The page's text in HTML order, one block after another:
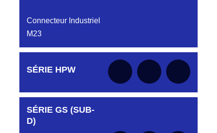
Connecteur Industriel
M23
Aucune pièce disponible pour cette série pour
le moment
SÉRIE HPW
Aucune pièce disponible pour cette série pour
SÉRIE GS (SUB-
D)